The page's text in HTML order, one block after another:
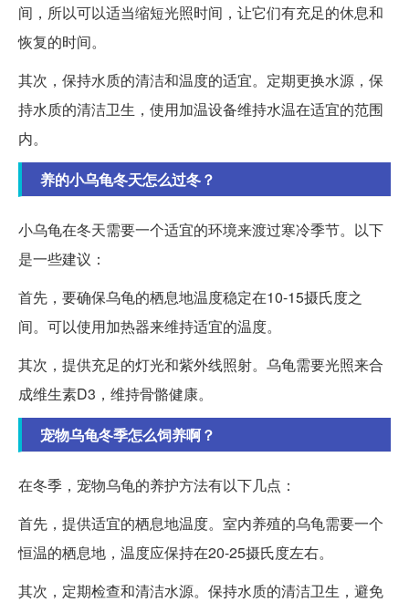
间，所以可以适当缩短光照时间，让它们有充足的休息和
恢复的时间。
其次，保持水质的清洁和温度的适宜。定期更换水源，保
持水质的清洁卫生，使用加温设备维持水温在适宜的范围
内。
养的小乌龟冬天怎么过冬？
小乌龟在冬天需要一个适宜的环境来渡过寒冷季节。以下
是一些建议：
首先，要确保乌龟的栖息地温度稳定在10-15摄氏度之
间。可以使用加热器来维持适宜的温度。
其次，提供充足的灯光和紫外线照射。乌龟需要光照来合
成维生素D3，维持骨骼健康。
宠物乌龟冬季怎么饲养啊？
在冬季，宠物乌龟的养护方法有以下几点：
首先，提供适宜的栖息地温度。室内养殖的乌龟需要一个
恒温的栖息地，温度应保持在20-25摄氏度左右。
其次，定期检查和清洁水源。保持水质的清洁卫生，避免